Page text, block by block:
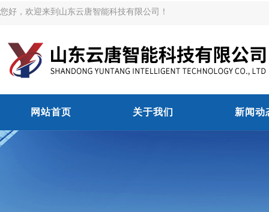
您好，欢迎来到山东云唐智能科技有限公司！
网站首页 关于我们 新闻动